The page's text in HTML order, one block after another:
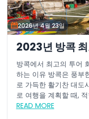
2026년 4월 23일
2023년 방콕
방콕에서 최고의 투어
하는 이유 방콕은 풍부
로 가득한 활기찬 대도
로 여행을 계획할 때, 적
READ MORE